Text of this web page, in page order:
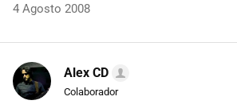
4 Agosto 2008
Alex CD
Colaborador